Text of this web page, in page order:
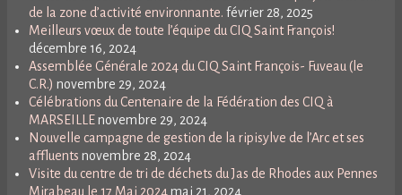
de la zone d’activité environnante. février 28, 2025
Meilleurs vœux de toute l’équipe du CIQ Saint François!
décembre 16, 2024
Assemblée Générale 2024 du CIQ Saint François- Fuveau (le
C.R.) novembre 29, 2024
Célébrations du Centenaire de la Fédération des CIQ à
MARSEILLEnovembre 29, 2024
Nouvelle campagne de gestion de la ripisylve de l’Arc et ses
affluents novembre 28, 2024
Visite du centre de tri de déchets du Jas de Rhodes aux Pennes
Mirabeau le 17 Mai 2024mai 21, 2024